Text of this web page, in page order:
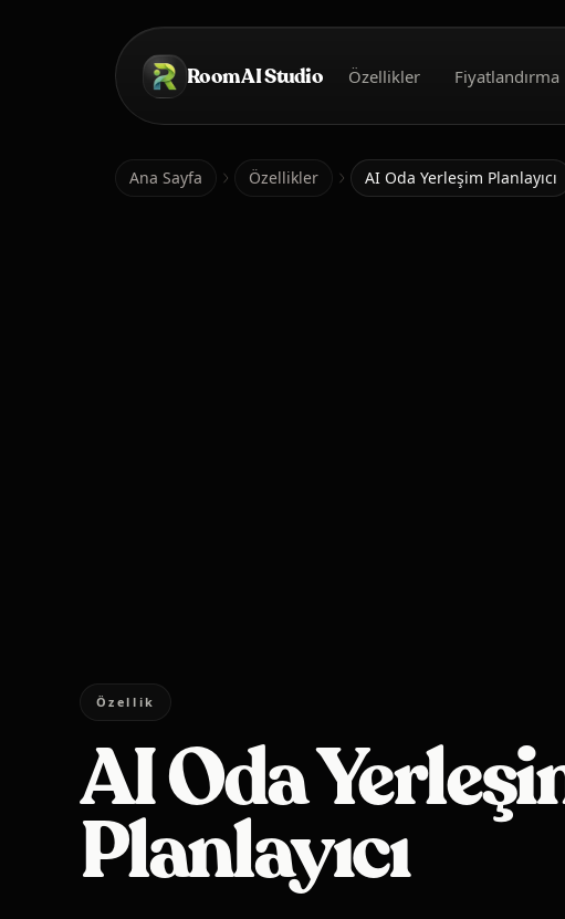
Room AI Studio
Ana Sayfa Özellikler Fiyatlandırma
Ana Sayfa Özellikler AI Oda Yerleşim Planlayıcı
Özellik
AI Oda
Planlayıcı